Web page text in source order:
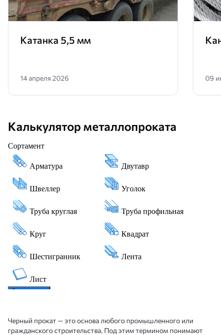
Катанка 5,5 мм
14 апреля 2026 09
Калькулятор металлопроката
Черный прокат — это основа любого промышленного или
гражданского строительства. Под этим термином понимают